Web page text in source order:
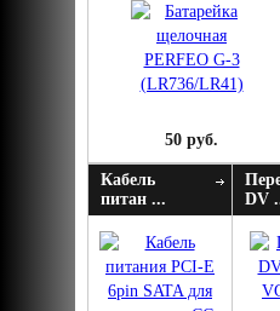
50 руб.
Кабель
питан ...
DV